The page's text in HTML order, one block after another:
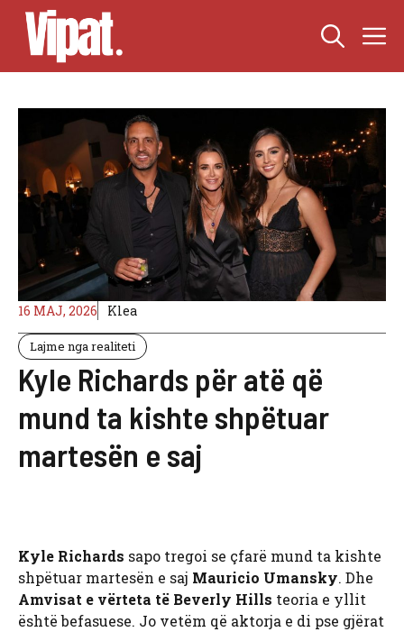
Skip
content
16 MAJ, 2026 Klea
Lajme nga realiteti
Kyle Richards për atë që
mund ta kishte shpëtuar
martesën e saj
Kyle Richards sapo tregoi se çfarë mund ta kishte
shpëtuar martesën e saj Mauricio Umansky. Dhe
Amvisat e vërteta të Beverly Hills teoria e yllit
është befasuese. Jo vetëm që aktorja e di pse gjërat